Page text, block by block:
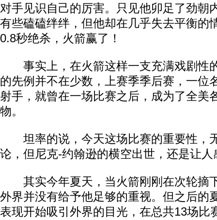
对手见识自己的厉害。只见他卯足了劲朝
有些磕磕绊绊，但他却在几乎失去平衡的
0.8秒绝杀，火箭赢了！
事实上，在火箭这样一支充满戏剧性
的先例并不在少数，上赛季季后赛，一位
射手，就曾在一场比赛之后，成为了全美
物。
坦率的说，今天这场比赛的重要性，
论，但尼克-约翰逊的横空出世，还是让
其实今年夏天，当火箭刚刚在次轮摘
外界并没有给予他足够的重视。但之后的
表现开始吸引外界的目光，在总共13场比